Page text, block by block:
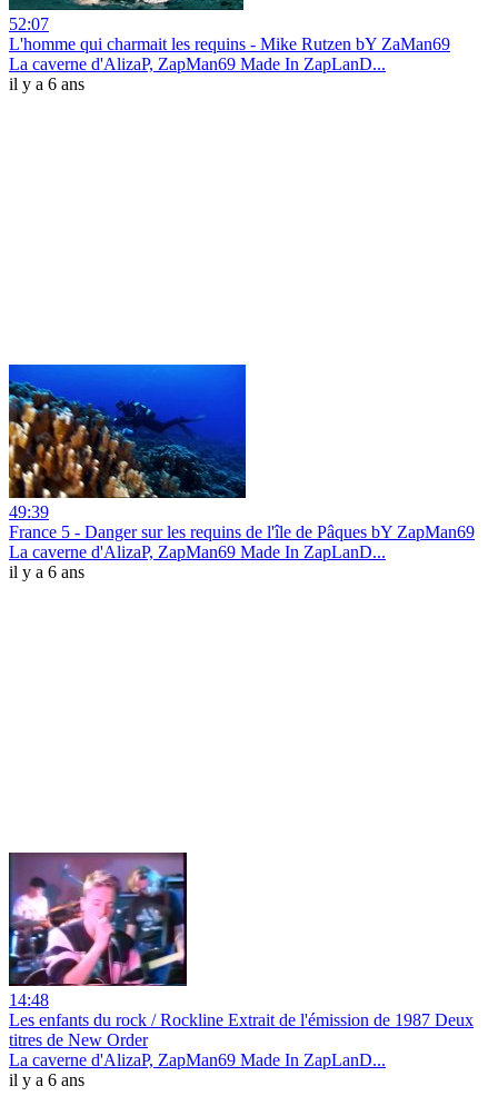
52:07
L'homme qui charmait les requins - Mike Rutzen bY ZaMan69
La caverne d'AlizaP, ZapMan69 Made In ZapLanD...
il y a 6 ans
49:39
France 5 - Danger sur les requins de l'île de Pâques bY ZapMan69
La caverne d'AlizaP, ZapMan69 Made In ZapLanD...
il y a 6 ans
14:48
Les enfants du rock / Rockline Extrait de l'émission de 1987 Deux
titres de New Order
La caverne d'AlizaP, ZapMan69 Made In ZapLanD...
il y a 6 ans